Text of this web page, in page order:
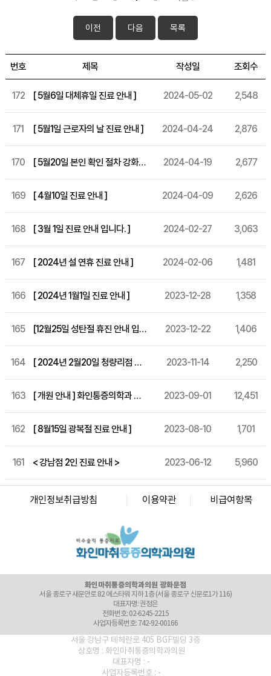
이전 다음 목록
번호 제목 작성일 조회수
172 [ 5월6일 대체휴일 진료 안내 ] 2024-05-02 2,548
171 [ 5월1일 근로자의 날 진료 안내 ] 2024-04-24 2,876
170 [ 5월20일 본인 확인 절차 강화 시행 안내 ] 2024-04-19 2,677
169 [ 4월10일 진료 안내 ] 2024-04-09 2,626
168 [ 3월 1일 진료 안내 입니다. ] 2024-02-27 3,063
167 [ 2024년 설 연휴 진료 안내 ] 2024-02-06 1,481
166 [ 2024년 1월1일 진료 안내 ] 2023-12-28 1,358
165 [12월25일 성탄절 휴진 안내 입니다.] 2023-12-22 1,406
164 [ 2024년 2월20일 청량리점 개원 ] 2023-11-14 2,250
163 [ 개원 안내 ] 화인통증의학과 세종 특별시 개원! 2023-09-01 12,451
162 [ 8월15일 광복절 진료 안내 ] 2023-08-10 1,701
161 < 강남점 2인 진료 안내 > 2023-06-12 5,960
개인정보취급방침 이용약관 비급여항목
화인마취통증의학과의원 창원점
대표자명: 윤경섭
서울 강남구 테헤란로 405 BGF 사옥 빌딩 3층 (서울 강남구 삼성동 141-32)
대표자명: 이정욱
화인마취통증의학과의원 광화문점
서울 종로구 새문안로 82 에스타워 지하 1층 (서울 종로구 신문로1가 116)
대표자명: 권정은
전화번호: 02-6245-2215
사업자등록번호: 742-92-00166
화인마취통증의학과의원 군자점
서울특별시 광진구 천호대로 556, 동성빌딩 4층 (서울 광진구 능동 276-2)
대표자명: 김세훈
전화번호: 02-6272-2215
서울 강남구 테헤란로 405 BGF빌딩 3층
상호명 : 화인마취통증의학과의원
대표자명 : -
사업자등록번호 : -